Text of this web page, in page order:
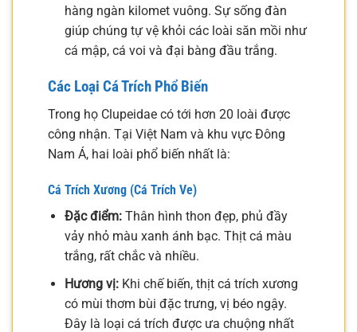
hàng ngàn kilomet vuông. Sự sống đàn
giúp chúng tự vệ khỏi các loài săn mồi như
cá mập, cá voi và đại bàng đầu trắng.
Các Loại Cá Trích Phổ Biến
Trong họ Clupeidae có tới hơn 20 loài được
công nhận. Tại Việt Nam và khu vực Đông
Nam Á, hai loài phổ biến nhất là:
Cá Trích Xương (Cá Trích Ve)
Đặc điểm:Thân hình thon đẹp, phủ đầy
vảy nhỏ màu xanh ánh bạc. Thịt cá màu
trắng, rất chắc và nhiều.
Hương vị:Khi chế biến, thịt cá trích xương
có mùi thơm bùi đặc trưng, vị béo ngậy.
Đây là loại cá trích được ưa chuộng nhất